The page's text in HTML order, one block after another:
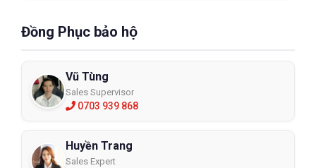
Đồng Phục bảo hộ
Vũ Tùng
Sales Supervisor
0703 939 868
Huyền Trang
Sales Expert